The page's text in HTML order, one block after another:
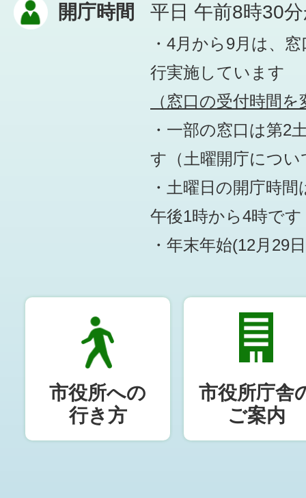
開庁時間 平日 午前8時30
・4月から9月は、
行実施しています
（窓口の受付時間
・一部の窓口は第2
す （土曜開庁につ
・土曜日の開庁時
午後1時から4時です
・年末年始(12月29
市役所への
行き方
市役所庁舎
ご案内